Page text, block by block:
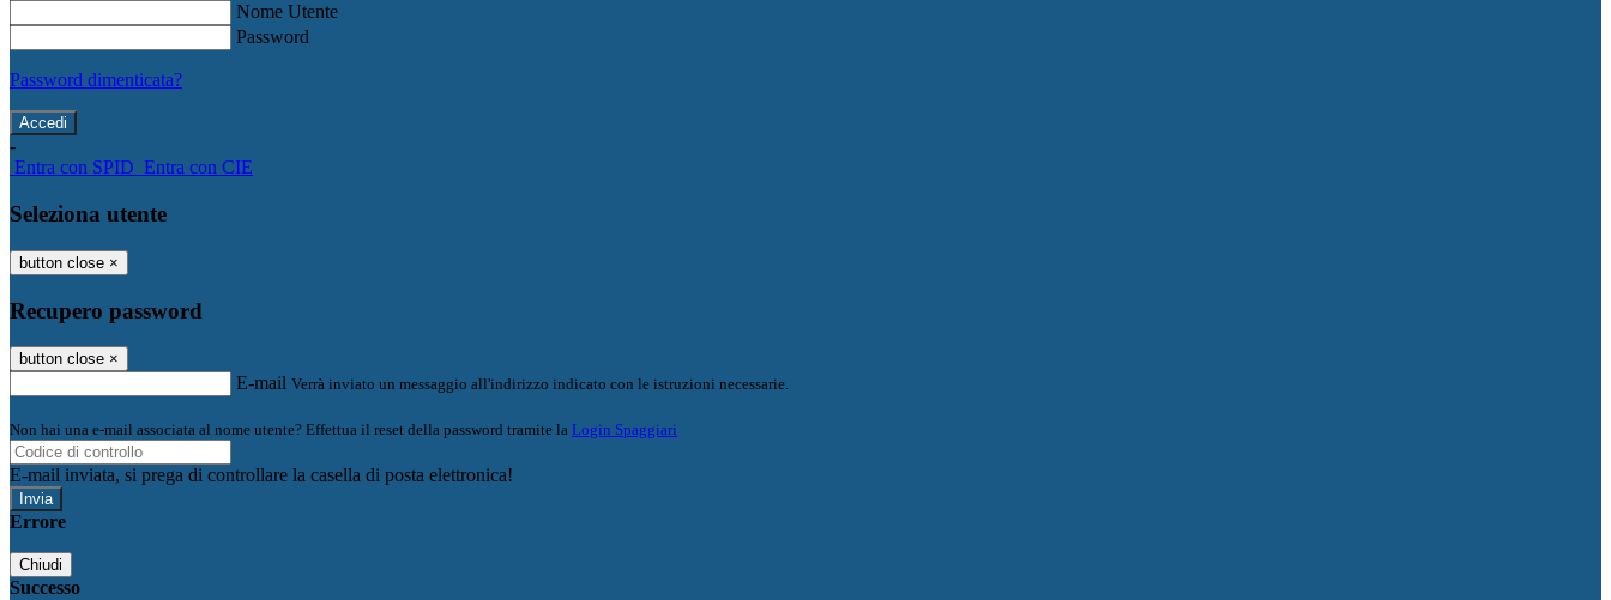
Nome Utente
Password
Password dimenticata?
-
Entra con SPID Entra con CIE
Seleziona utente
button close ×
Recupero password
button close ×
E-mail Verrà inviato un messaggio all'indirizzo indicato con le istruzioni necessarie.
Non hai una e-mail associata al nome utente? Effettua il reset della password tramite la Login Spaggiari
E-mail inviata, si prega di controllare la casella di posta elettronica!
Errore
Chiudi
Successo